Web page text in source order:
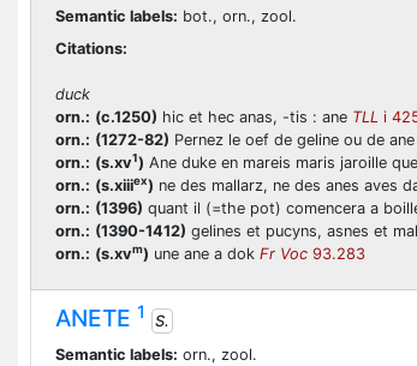
Semantic labels: bot., orn., zool.
Citations:
duck
orn.: (c.1250) hic et hec anas, -tis : ane TLL i
orn.: (1272-82) Pernez le oef de geline ou de ane
orn.: (s.xv1) Ane duke en mareis maris jaroille
orn.: (s.xiiiex) ne des mallarz, ne des anes aves
orn.: (1396) quant il (=the pot) comencera a
orn.: (1390-1412) gelines et pucyns, asnes et
orn.: (s.xvm) une ane a dok Fr Voc 93.283
ANETE 1
S.
Semantic labels: orn., zool.